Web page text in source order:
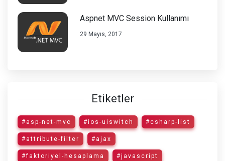
Aspnet MVC Session Kullanımı
29 Mayıs, 2017
Etiketler
#asp-net-mvc #ios-uiswitch #csharp-list
#attribute-filter #ajax
#faktoriyel-hesaplama #javascript